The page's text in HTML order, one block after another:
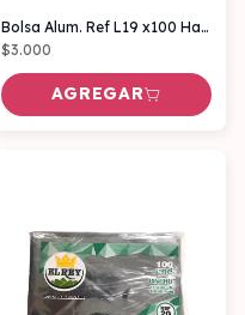
Bolsa Alum. Ref L19 x100 Hamburguesa
$3.000
AGREGAR